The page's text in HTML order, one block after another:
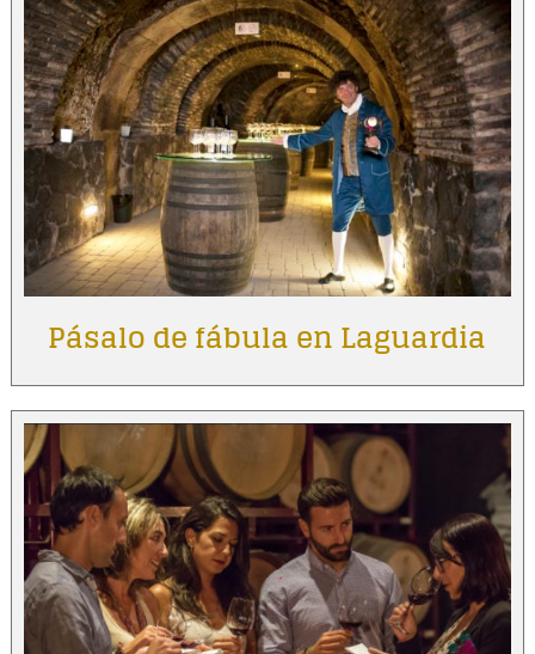
Pásalo de fábula en Laguardia